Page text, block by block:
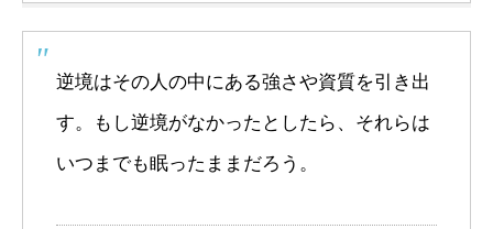
逆境はその人の中にある強さや資質を引き出
す。もし逆境がなかったとしたら、それらは
いつまでも眠ったままだろう。